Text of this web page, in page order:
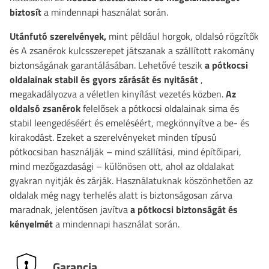
biztosíta mindennapi használat során.
Utánfutó szerelvények, mint például horgok, oldalsó rögzítők
ésA zsanérok kulcsszerepet játszanak a szállított rakomány
biztonságának garantálásában. Lehetővé teszik a pótkocsi
oldalainak stabil és gyors zárását és nyitását,
megakadályozva a véletlen kinyílást vezetés közben.Az
oldalsó zsanérokfelelősek a pótkocsi oldalainak sima és
stabil leengedéséért és emeléséért, megkönnyítve a be- és
kirakodást. Ezeket a szerelvényeket minden típusú
pótkocsiban használják – mind szállítási, mind építőipari,
mind mezőgazdasági – különösen ott, ahol az oldalakat
gyakran nyitják és zárják. Használatuknak köszönhetően az
oldalak még nagy terhelés alatt is biztonságosan zárva
maradnak, jelentősen javítvaa pótkocsi biztonságát és
kényelméta mindennapi használat során.